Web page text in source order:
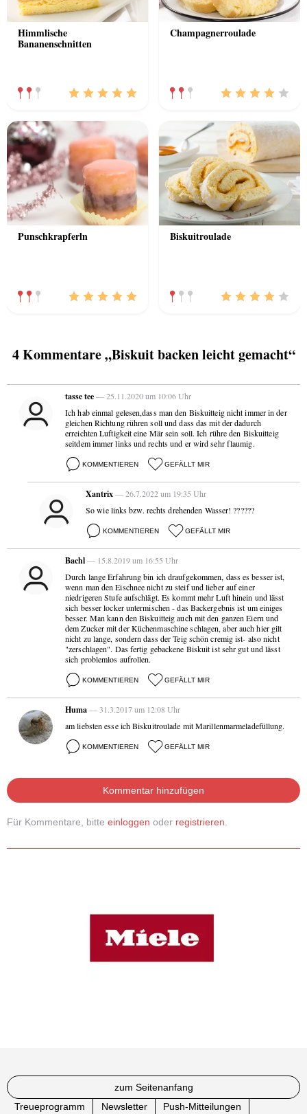
Himmlische
Bananenschnitten
Champagnerroulade
Punschkrapferln Biskuitroulade
4 Kommentare „Biskuit backen leicht gemacht“
tasse tee— 25.11.2020 um 10:06 Uhr
Ich hab einmal gelesen,dass man den Biskuitteig nicht immer in der
gleichen Richtung rühren soll und dass das mit der dadurch
erreichten Luftigkeit eine Mär sein soll. Ich rühre den Biskuitteig
seitdem immer links und rechts und er wird sehr flaumig.
KOMMENTIEREN GEFÄLLT MIR
Xantrix— 26.7.2022 um 19:35 Uhr
So wie links bzw. rechts drehenden Wasser! ??????
KOMMENTIEREN GEFÄLLT MIR
Bachl— 15.8.2019 um 16:55 Uhr
Durch lange Erfahrung bin ich draufgekommen, dass es besser ist,
wenn man den Eischnee nicht zu steif und lieber auf einer
niedrigeren Stufe aufschlägt. Es kommt mehr Luft hinein und lässt
sich besser locker untermischen - das Backergebnis ist um einiges
besser. Man kann den Biskuitteig auch mit den ganzen Eiern und
dem Zucker mit der Küchenmaschine schlagen, aber auch hier gilt
nicht zu lange, sondern dass der Teig schön cremig ist- also nicht
"zerschlagen". Das fertig gebackene Biskuit ist sehr gut und lässt
sich problemlos aufrollen.
KOMMENTIEREN GEFÄLLT MIR
Huma— 31.3.2017 um 12:08 Uhr
am liebsten esse ich Biskuitroulade mit Marillenmarmeladefüllung.
KOMMENTIEREN GEFÄLLT MIR
Kommentar hinzufügen
Für Kommentare, bitte einloggen oder registrieren
zum Seitenanfang
Treueprogramm
Newsletter Push-Mitteilungen